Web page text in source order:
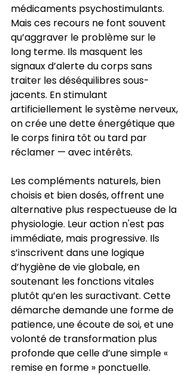
médicaments psychostimulants.
Mais ces recours ne font souvent
qu’aggraver le problème sur le
long terme. Ils masquent les
signaux d’alerte du corps sans
traiter les déséquilibres sous-
jacents. En stimulant
artificiellement le système nerveux,
on crée une dette énergétique que
le corps finira tôt ou tard par
réclamer — avec intérêts.
Les compléments naturels, bien
choisis et bien dosés, offrent une
alternative plus respectueuse de la
physiologie. Leur action n'est pas
immédiate, mais progressive. Ils
s’inscrivent dans une logique
d’hygiène de vie globale, en
soutenant les fonctions vitales
plutôt qu’en les suractivant. Cette
démarche demande une forme de
patience, une écoute de soi, et une
volonté de transformation plus
profonde que celle d’une simple «
remise en forme » ponctuelle.